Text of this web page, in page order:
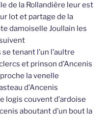
de la Rollandière leur est
lot et partage de la
damoiselle Joullain les
tenant l’un l’aultre
et prinson d’Ancenis
la venelle
d’Ancenis
logis couvent d’ardoise
aboutant d’un bout la